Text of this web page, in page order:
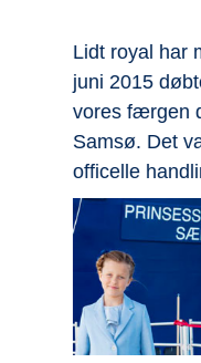
Lidt royal har
juni 2015
vores færgen
Samsø. Det
officelle